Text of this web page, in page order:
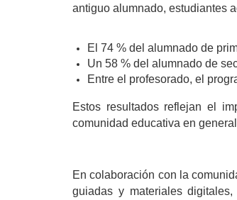
antiguo alumnado, estudiantes
El 74 % del alumnado de
Un 58 % del alumnado de
Entre el profesorado, el
Estos resultados reflejan el
comunidad educativa en
En colaboración con la
guiadas y materiales